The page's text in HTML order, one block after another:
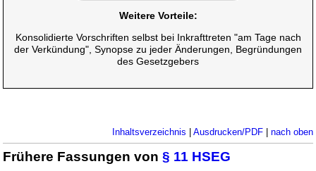
Weitere Vorteile:
Konsolidierte Vorschriften selbst bei Inkrafttreten "am Tage nach
der Verkündung", Synopse zu jeder Änderungen, Begründungen
des Gesetzgebers
Inhaltsverzeichnis Ausdrucken/PDF| nach oben
Frühere Fassungen von§ 11 HSEG